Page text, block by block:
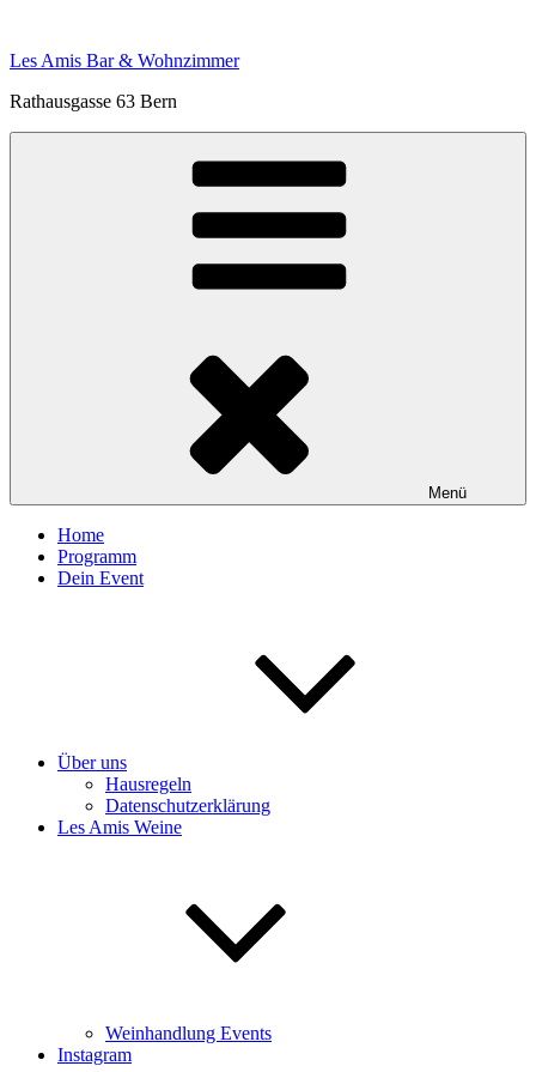
springen
Les Amis Bar & Wohnzimmer
Rathausgasse 63 Bern
Menü
Home
Programm
Dein Event
Über uns
Hausregeln
Datenschutzerklärung
Les Amis Weine
Weinhandlung Events
Instagram